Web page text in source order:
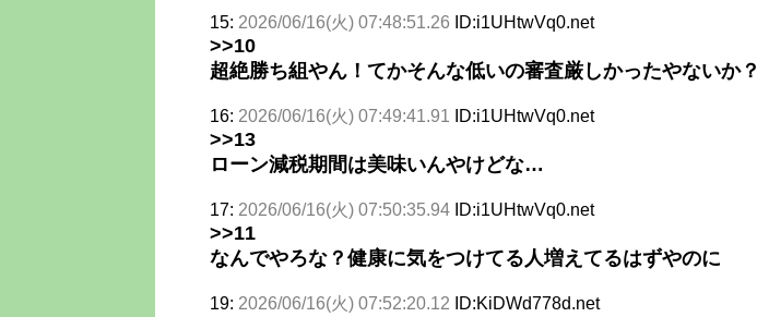
15: 2026/06/16(火) 07:48:51.26 ID:i1UHtwVq0.net
>>10
超絶勝ち組やん！てかそんな低いの審査厳しかったやないか？
16: 2026/06/16(火) 07:49:41.91 ID:i1UHtwVq0.net
>>13
ローン減税期間は美味いんやけどな…
17: 2026/06/16(火) 07:50:35.94 ID:i1UHtwVq0.net
>>11
なんでやろな？健康に気をつけてる人増えてるはずやのに
19: 2026/06/16(火) 07:52:20.12 ID:KiDWd778d.net